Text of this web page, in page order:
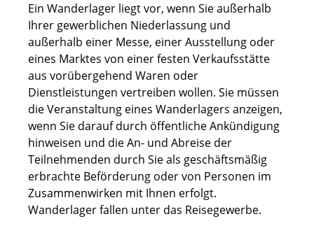
Ein Wanderlager liegt vor, wenn Sie außerhalb
Ihrer gewerblichen Niederlassung und
außerhalb einer Messe, einer Ausstellung oder
eines Marktes von einer festen Verkaufsstätte
aus vorübergehend Waren oder
Dienstleistungen vertreiben wollen. Sie müssen
die Veranstaltung eines Wanderlagers anzeigen,
wenn Sie darauf durch öffentliche Ankündigung
hinweisen und die An- und Abreise der
Teilnehmenden durch Sie als geschäftsmäßig
erbrachte Beförderung oder von Personen im
Zusammenwirken mit Ihnen erfolgt.
Wanderlager fallen unter das Reisegewerbe.